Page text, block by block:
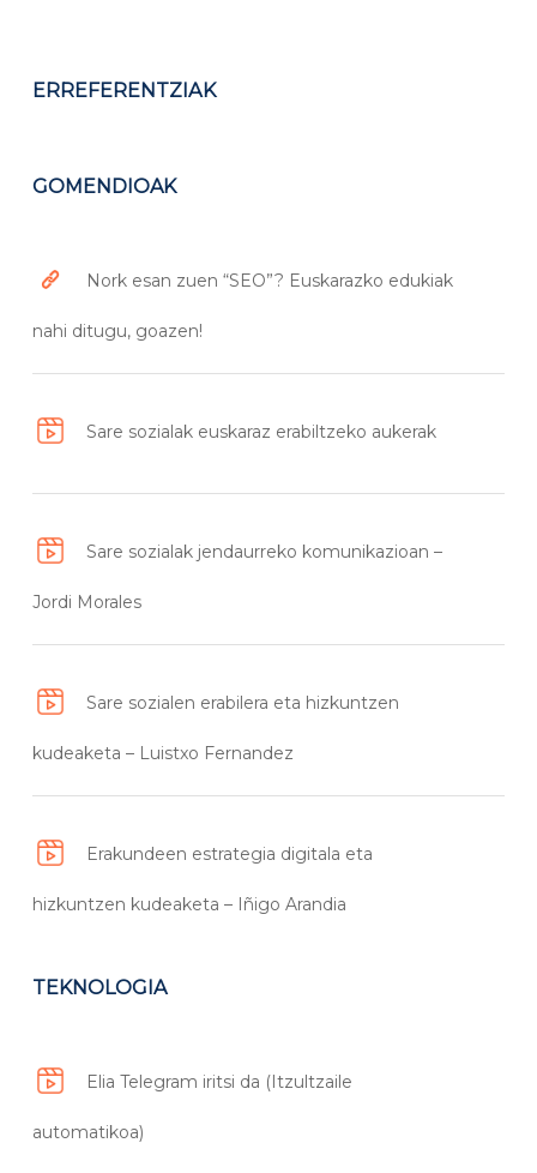
ERREFERENTZIAK
GOMENDIOAK
Nork esan zuen “SEO”? Euskarazko edukiak
nahi ditugu, goazen!
Sare sozialak euskaraz erabiltzeko aukerak
Sare sozialak jendaurreko komunikazioan –
Jordi Morales
Sare sozialen erabilera eta hizkuntzen
kudeaketa – Luistxo Fernandez
Erakundeen estrategia digitala eta
hizkuntzen kudeaketa – Iñigo Arandia
TEKNOLOGIA
Elia Telegram iritsi da (Itzultzaile
automatikoa)